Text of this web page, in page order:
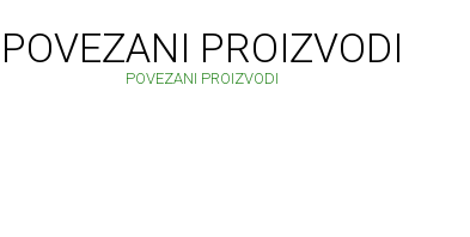
POVEZANI PROIZVODI
POVEZANI PROIZVODI